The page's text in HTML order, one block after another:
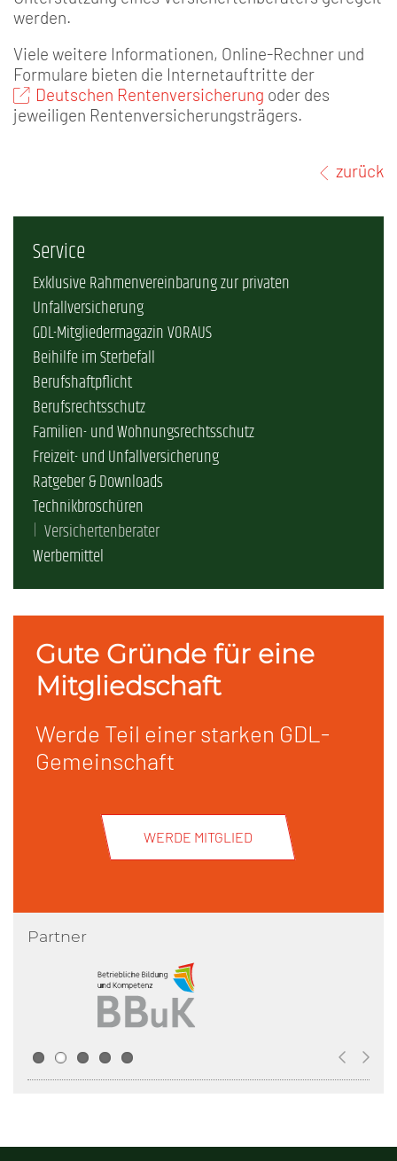
werden.
Viele weitere Informationen, Online-Rechner und
Formulare bieten die Internetauftritte der
Deutschen Rentenversicherung oder des
jeweiligen Rentenversicherungsträgers.
zurück
Service
Exklusive Rahmenvereinbarung zur privaten
Unfallversicherung
GDL-Mitgliedermagazin VORAUS
Beihilfe im Sterbefall
Berufshaftpflicht
Berufsrechtsschutz
Familien- und Wohnungsrechtsschutz
Freizeit- und Unfallversicherung
Ratgeber & Downloads
Technikbroschüren
Versichertenberater
Werbemittel
Gute Gründe für eine
Mitgliedschaft
Werde Teil einer starken GDL-
Gemeinschaft
WERDE MITGLIED
Partner